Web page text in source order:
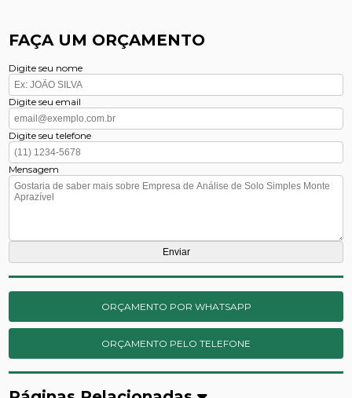
FAÇA UM ORÇAMENTO
Digite seu nome
Digite seu email
Digite seu telefone
Mensagem
ORÇAMENTO POR WHATSAPP
ORÇAMENTO PELO TELEFONE